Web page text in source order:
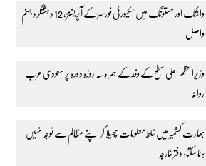
واشک اور مستونگ میں سکیورٹی فورسز کے آپریشنز، 12 دہشتگرد جہنم
واصل
وزیراعظم اعلیٰ سطح کے وفد کے ہمراہ سہ روزہ دورہ پر سعودی عرب
روانہ
بھارت کشمیر میں غلط معلومات پھیلا کر اپنے مظالم سے توجہ نہیں
ہٹا سکتا: دفتر خارجہ